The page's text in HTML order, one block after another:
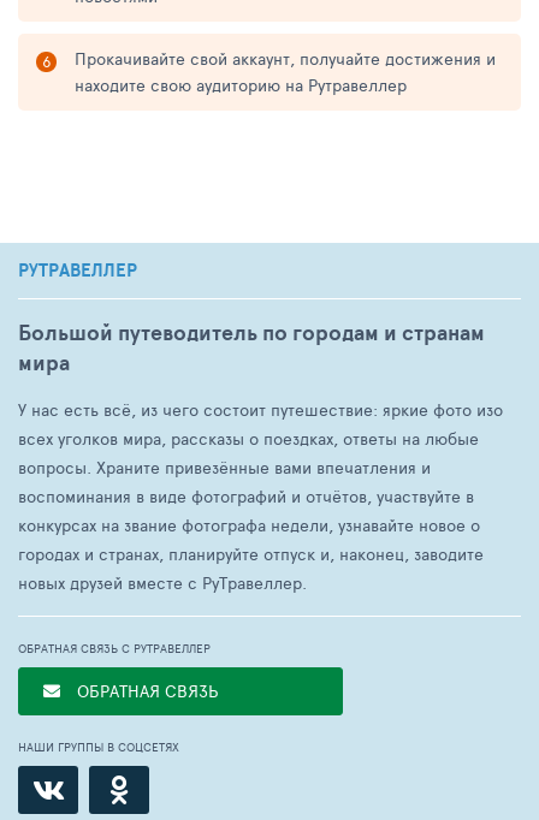
Прокачивайте свой аккаунт, получайте достижения и
находите свою аудиторию на Рутравеллер
РУТРАВЕЛЛЕР
Большой путеводитель по городам и странам
мира
У нас есть всё, из чего состоит путешествие: яркие фото изо
всех уголков мира, рассказы о поездках, ответы на любые
вопросы. Храните привезённые вами впечатления и
воспоминания в виде фотографий и отчётов, участвуйте в
конкурсах на звание фотографа недели, узнавайте новое о
городах и странах, планируйте отпуск и, наконец, заводите
новых друзей вместе с РуТравеллер.
ОБРАТНАЯ СВЯЗЬ С РУТРАВЕЛЛЕР
ОБРАТНАЯ СВЯЗЬ
НАШИ ГРУППЫ В СОЦСЕТЯХ